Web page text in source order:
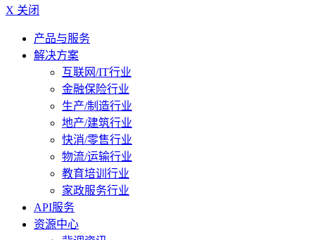
X 关闭
产品与服务
解决方案
互联网/IT行业
金融保险行业
生产/制造行业
地产/建筑行业
快消/零售行业
物流/运输行业
教育培训行业
家政服务行业
API服务
资源中心